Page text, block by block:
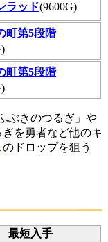
ラッド(9600G)
町第5段階
町第5段階
ぶきのつるぎ」や
を勇者など他のキ
のドロップを狙う
最短入手